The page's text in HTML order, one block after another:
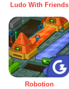
Ludo With Friends
Robotion